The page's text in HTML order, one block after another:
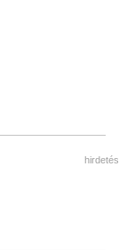
hirdetés